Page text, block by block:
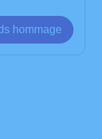
hommage